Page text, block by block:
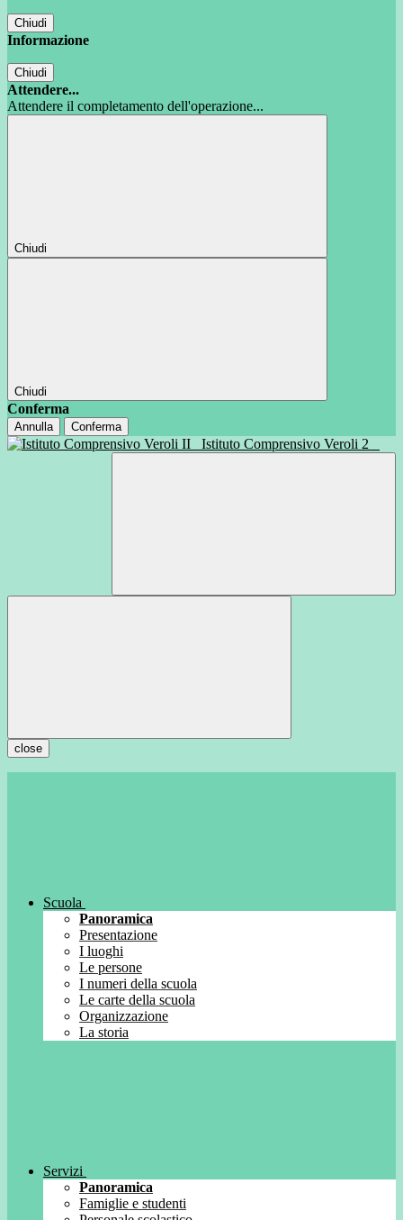
Chiudi
Informazione
Chiudi
Attendere...
Attendere il completamento dell'operazione...
Chiudi
Chiudi
Conferma
Annulla Conferma
Istituto Comprensivo Veroli 2
close
Scuola
Panoramica
Presentazione
I luoghi
Le persone
I numeri della scuola
Le carte della scuola
Organizzazione
La storia
Servizi
Panoramica
Famiglie e studenti